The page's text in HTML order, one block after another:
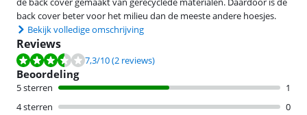
back cover beter voor het milieu dan de meeste andere hoesjes.
Bekijk volledige omschrijving
Reviews
Beoordeling is 7,3 van de 10, gebaseerd op 2 reviews.
7,3/10(2 reviews)
Beoordeling
5 sterren
1
4 sterren
0